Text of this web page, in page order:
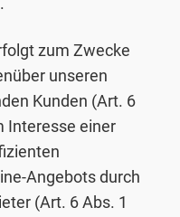
zum Zwecke
unseren
Kunden (Art. 6
Interesse einer
Angebots durch
(Art. 6 Abs. 1